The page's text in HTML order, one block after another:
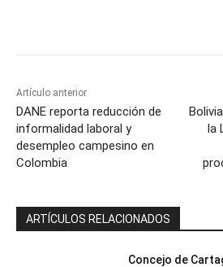
Artículo anterior
DANE reporta reducción de
informalidad laboral y
desempleo campesino en
Colombia
la
ARTÍCULOS RELACIONADOS
Concejo de